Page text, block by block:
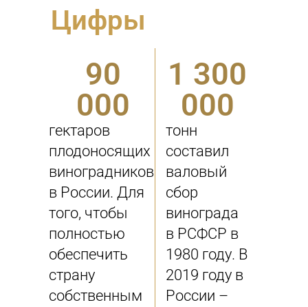
Цифры
гектаров
плодоносящих
виноградников
в России. Для
того, чтобы
полностью
обеспечить
страну
собственным
90
000
тонн
составил
валовый
сбор
винограда
в РСФСР в
1980 году. В
2019 году в
России –
1 300
000